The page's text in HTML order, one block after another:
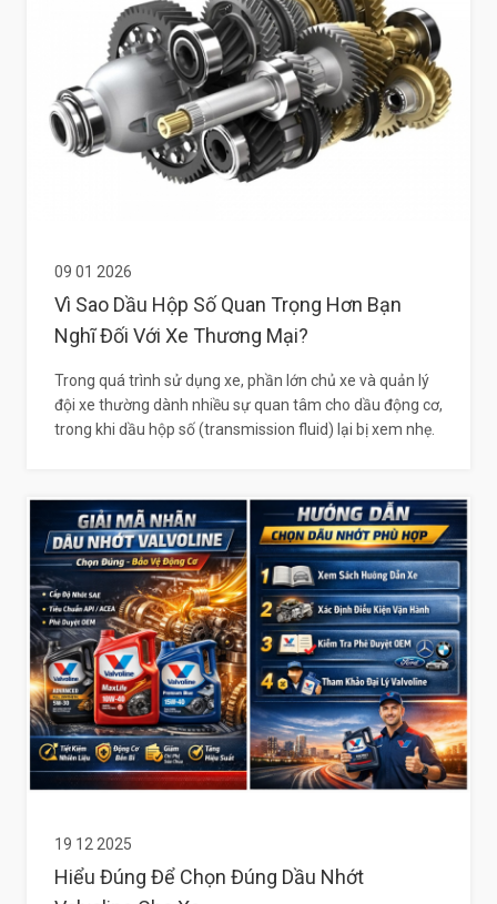
09 01 2026
Vì Sao Dầu Hộp Số Quan Trọng Hơn Bạn
Nghĩ Đối Với Xe Thương Mại?
Trong quá trình sử dụng xe, phần lớn chủ xe và quản lý
đội xe thường dành nhiều sự quan tâm cho dầu động cơ,
trong khi dầu hộp số (transmission fluid) lại bị xem nhẹ.
19 12 2025
Hiểu Đúng Để Chọn Đúng Dầu Nhớt